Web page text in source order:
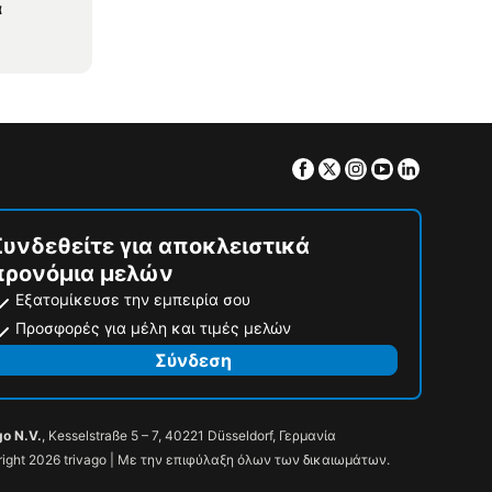
Facebook
TwitterInstagram
Youtube
για αποκλειστικά
μελών
Εξατομίκευσε την εμπειρία σου
Προσφορές για μέλη και τιμές μελών
Σύνδεση
N.V., Kesselstraße 5 – 7, 40221 Düsseldorf, Γερμανία
2026 trivago | Με την επιφύλαξη όλων των δικαιωμάτων.